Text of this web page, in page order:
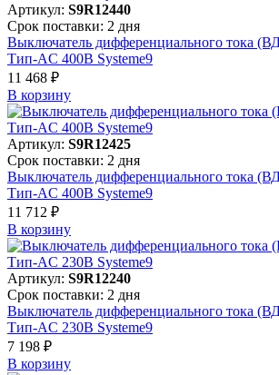
Артикул: S9R12440
Срок поставки: 2 дня
Выключатель дифференциального тока
Тип-AC 400В Systeme9
11 468 ₽
В корзинy
Артикул: S9R12425
Срок поставки: 2 дня
Выключатель дифференциального тока
Тип-AC 400В Systeme9
11 712 ₽
В корзинy
Артикул: S9R12240
Срок поставки: 2 дня
Выключатель дифференциального тока
Тип-AC 230В Systeme9
7 198 ₽
В корзинy